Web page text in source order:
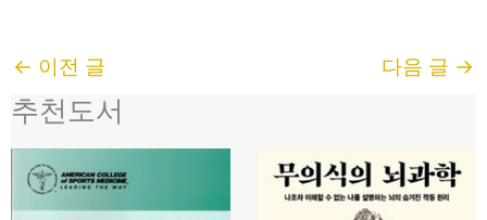
← 이전 글 다음 글 →
추천도서